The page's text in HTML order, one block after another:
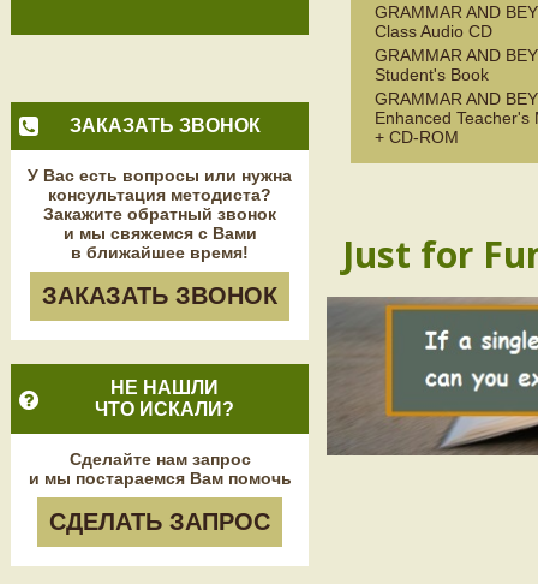
ЗАКАЗАТЬ ЗВОНОК
У Вас есть вопросы или нужна
консультация методиста?
Закажите обратный звонок
и мы свяжемся с Вами
в ближайшее время!
ЗАКАЗАТЬ ЗВОНОК
НЕ НАШЛИ
ЧТО ИСКАЛИ?
Сделайте нам запрос
и мы постараемся Вам помочь
СДЕЛАТЬ ЗАПРОС
GRAMMAR AND
Class Audio CD
GRAMMAR AND
Student's Book
GRAMMAR AND
Enhanced Teacher's
+ CD-ROM
Just for